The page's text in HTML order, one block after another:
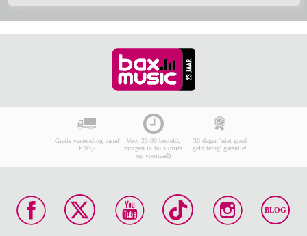
Gratis verzending vanaf
€ 99,-
Voor 23:00 besteld,
morgen in huis (mits
op voorraad)
30 dagen 'niet goed
geld terug' garantie!
BLOG